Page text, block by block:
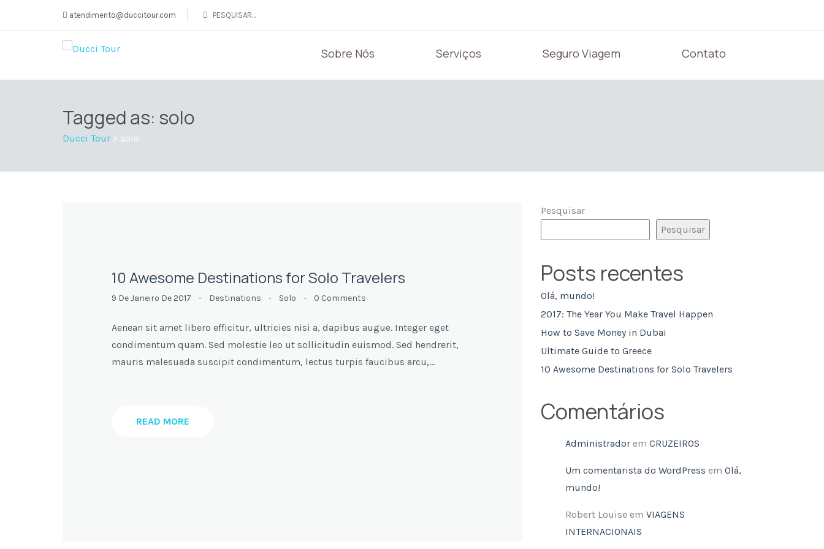
atendimento@duccitour.com
Sobre Nós Serviços Seguro Viagem Contato
Tagged as: solo
Ducci Tour > solo
10 Awesome Destinations for Solo Travelers
9 De Janeiro De 2017 - Destinations - Solo - 0 Comments
Aenean sit amet libero efficitur, ultricies nisi a, dapibus augue. Integer eget
condimentum quam. Sed molestie leo ut sollicitudin euismod. Sed hendrerit,
mauris malesuada suscipit condimentum, lectus turpis faucibus arcu,…
READ MORE
Pesquisar
Pesquisar
Posts recentes
Olá, mundo!
2017: The Year You Make Travel Happen
How to Save Money in Dubai
Ultimate Guide to Greece
10 Awesome Destinations for Solo Travelers
Comentários
Administrador em CRUZEIROS
Um comentarista do WordPress em Olá,
mundo!
Robert Louise em VIAGENS
INTERNACIONAIS